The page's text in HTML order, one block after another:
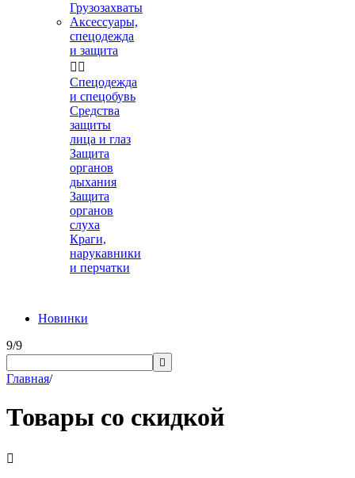
Грузозахваты
Аксессуары,
спецодежда
и защита
 
Спецодежда
и спецобувь
Средства
защиты
лица и глаз
Защита
органов
дыхания
Защита
органов
слуха
Краги,
нарукавники
и перчатки
Новинки
9/9

Главная/
Товары со скидкой
